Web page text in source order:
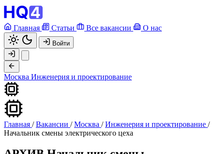
Главная Статьи Все вакансии О нас
Войти
Москва Инженерия и проектирование
Главная / Вакансии / Москва / Инженерия и проектирование /
Начальник смены электрического цеха